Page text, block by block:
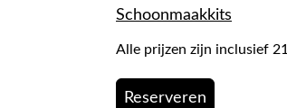
Schoonmaakkits
Alle prijzen zijn inclusief
Reserveren